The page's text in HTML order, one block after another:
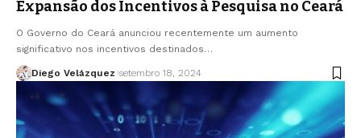
Expansão dos Incentivos à Pesquisa no Ceará
O Governo do Ceará anunciou recentemente um aumento
significativo nos incentivos destinados…
Diego Velázquez setembro 18, 2024